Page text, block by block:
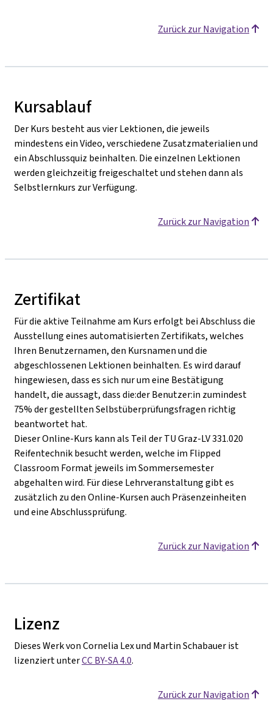
Zurück zur Navigation
Kursablauf
Der Kurs besteht aus vier Lektionen, die jeweils
mindestens ein Video, verschiedene Zusatzmaterialien und
ein Abschlussquiz beinhalten. Die einzelnen Lektionen
werden gleichzeitig freigeschaltet und stehen dann als
Selbstlernkurs zur Verfügung.
Zurück zur Navigation
Zertifikat
Für die aktive Teilnahme am Kurs erfolgt bei Abschluss die
Ausstellung eines automatisierten Zertifikats, welches
Ihren Benutzernamen, den Kursnamen und die
abgeschlossenen Lektionen beinhalten. Es wird darauf
hingewiesen, dass es sich nur um eine Bestätigung
handelt, die aussagt, dass die:der Benutzer:in zumindest
75% der gestellten Selbstüberprüfungsfragen richtig
beantwortet hat.
Dieser Online-Kurs kann als Teil der TU Graz-LV 331.020
Reifentechnik besucht werden, welche im Flipped
Classroom Format jeweils im Sommersemester
abgehalten wird. Für diese Lehrveranstaltung gibt es
zusätzlich zu den Online-Kursen auch Präsenzeinheiten
und eine Abschlussprüfung.
Zurück zur Navigation
Lizenz
Dieses Werk von Cornelia Lex und Martin Schabauer ist
lizenziert unterCC BY-SA 4.0.
Zurück zur Navigation